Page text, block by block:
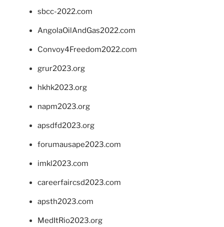
sbcc-2022.com
AngolaOilAndGas2022.com
Convoy4Freedom2022.com
grur2023.org
hkhk2023.org
napm2023.org
apsdfd2023.org
forumausape2023.com
imkl2023.com
careerfaircsd2023.com
apsth2023.com
MedItRio2023.org